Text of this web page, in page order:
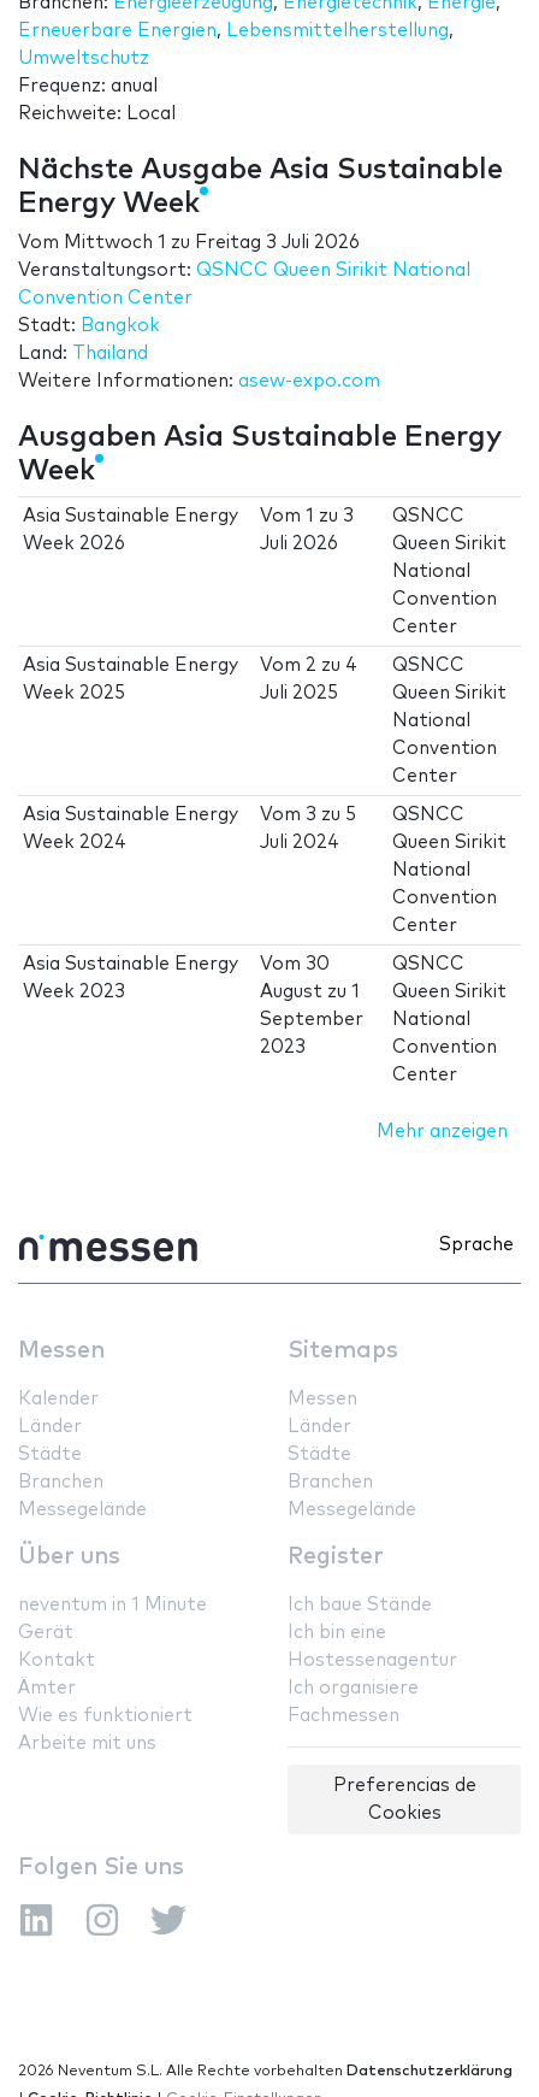
Erneuerbare Energien, Lebensmittelherstellung,
Umweltschutz
Frequenz: anual
Reichweite: Local
Nächste Ausgabe Asia Sustainable
Energy Week
Vom Mittwoch 1 zu Freitag 3 Juli 2026
Veranstaltungsort: QSNCC Queen Sirikit National
Convention Center
Stadt: Bangkok
Land:
Thailand
Weitere Informationen: asew-expo.com
Ausgaben Asia Sustainable Energy
Week
Asia Sustainable Energy
Week 2026
Vom1 zu 3
Juli 2026
QSNCC
Queen Sirikit
National
Convention
Center
Asia Sustainable Energy
Week 2025
Vom 2 zu 4
Juli 2025
QSNCC
Queen Sirikit
National
Convention
Center
Asia Sustainable Energy
Week 2024
Vom 3 zu 5
Juli 2024
QSNCC
Queen Sirikit
National
Convention
Center
Asia Sustainable Energy
Week 2023
Vom 30
August zu1
September
2023
QSNCC
Queen Sirikit
National
Convention
Center
Mehr anzeigen
Sprache
Messen
Kalender
Länder
Städte
Branchen
Messegelände
Sitemaps
Messen
Länder
Städte
Branchen
Messegelände
Über uns
neventum in 1 Minute
Gerät
Kontakt
Ämter
Wie es funktioniert
Arbeite mit uns
Register
Ich baue Stände
Ich bin eine
Hostessenagentur
Ich organisiere
Fachmessen
Preferencias de
Cookies
Folgen Sie uns
2026 Neventum S.L. Alle Rechte vorbehalten Datenschutzerklärung